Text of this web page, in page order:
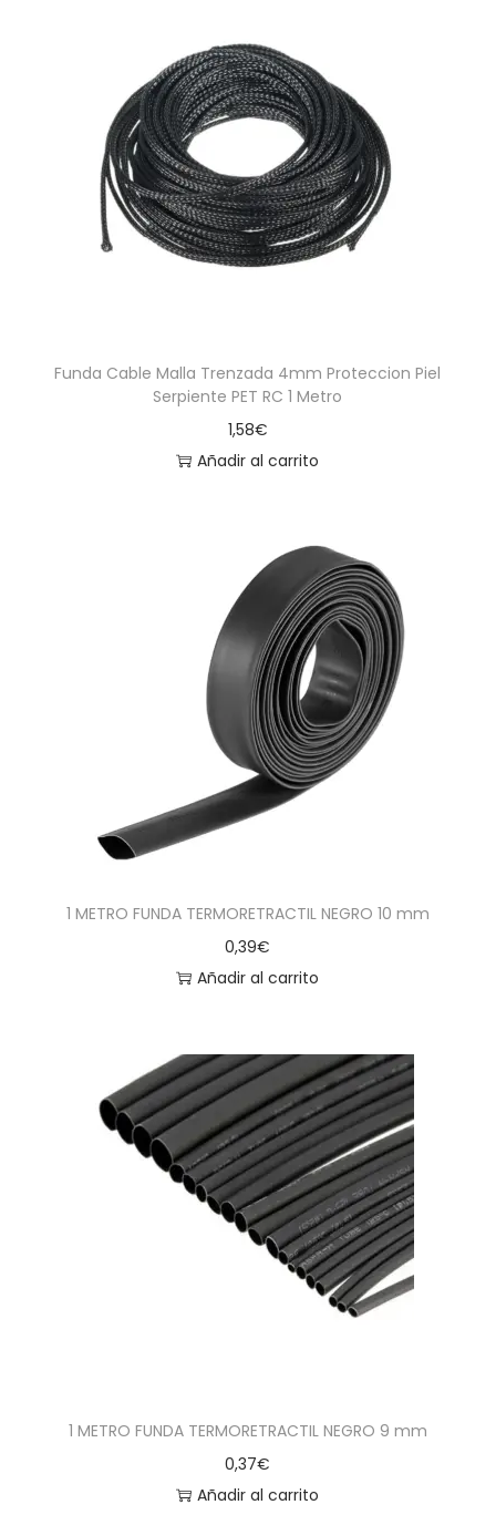
Funda Cable Malla Trenzada 4mm Proteccion Piel
Serpiente PET RC 1 Metro
1,58€
Añadir al carrito
1 METRO FUNDA TERMORETRACTIL NEGRO 10 mm
0,39€
Añadir al carrito
1 METRO FUNDA TERMORETRACTIL NEGRO 9 mm
0,37€
Añadir al carrito